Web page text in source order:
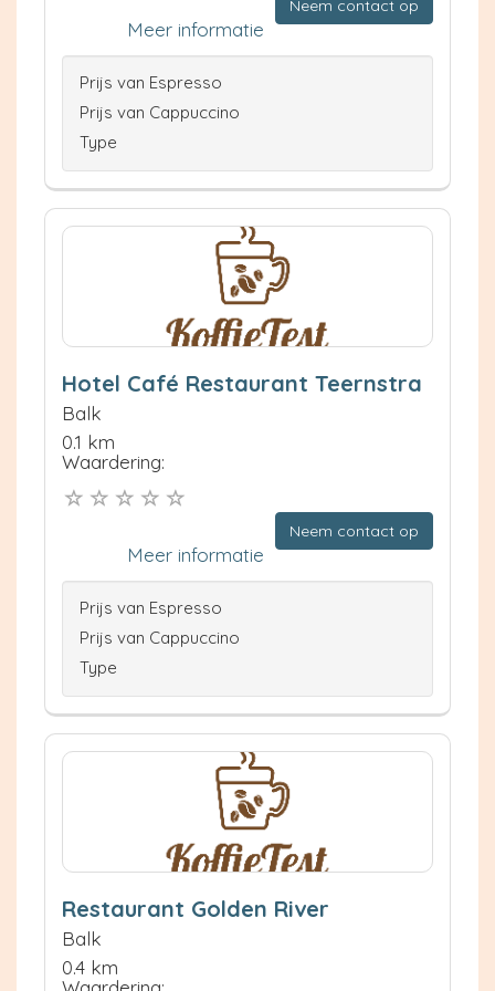
Neem contact op
Meer informatie
Prijs van Espresso
Prijs van Cappuccino
Type
Hotel Café Restaurant Teernstra
Balk
0.1 km
Waardering:
Neem contact op
Meer informatie
Prijs van Espresso
Prijs van Cappuccino
Type
Restaurant Golden River
Balk
0.4 km